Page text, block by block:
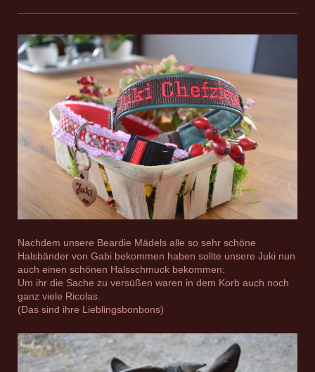
Nachdem unsere Beardie Mädels alle so sehr schöne
Halsbänder von Gabi bekommen haben sollte unsere Juki nun
auch einen schönen Halsschmuck bekommen:
Um ihr die Sache zu versüßen waren in dem Korb auch noch
ganz viele Ricolas.
(Das sind ihre Lieblingsbonbons)